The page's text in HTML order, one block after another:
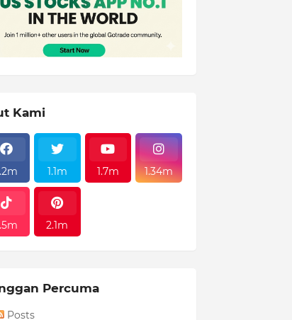
Kami
1.1m 1.7m 1.34m
2.1m
Percuma
Posts